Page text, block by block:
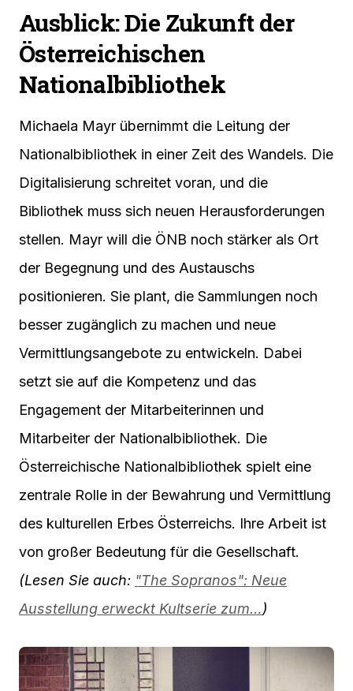
Ausblick: Die Zukunft der
Österreichischen
Nationalbibliothek
Michaela Mayr übernimmt die Leitung der
Nationalbibliothek in einer Zeit des Wandels. Die
Digitalisierung schreitet voran, und die
Bibliothek muss sich neuen Herausforderungen
stellen. Mayr will die ÖNB noch stärker als Ort
der Begegnung und des Austauschs
positionieren. Sie plant, die Sammlungen noch
besser zugänglich zu machen und neue
Vermittlungsangebote zu entwickeln. Dabei
setzt sie auf die Kompetenz und das
Engagement der Mitarbeiterinnen und
Mitarbeiter der Nationalbibliothek. Die
Österreichische Nationalbibliothek spielt eine
zentrale Rolle in der Bewahrung und Vermittlung
des kulturellen Erbes Österreichs. Ihre Arbeit ist
von großer Bedeutung für die Gesellschaft.
(Lesen Sie auch: "The Sopranos": Neue
Ausstellung erweckt Kultserie zum…)